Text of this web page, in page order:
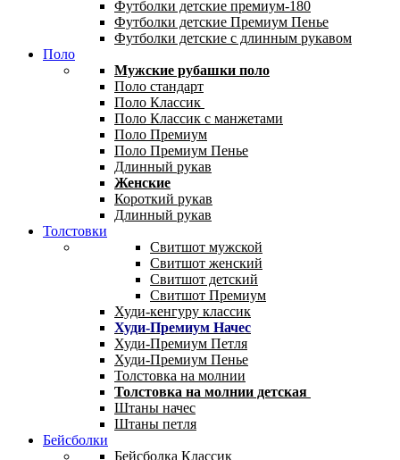
Футболки детские премиум-180
Футболки детские Премиум Пенье
Футболки детские с длинным рукавом
Поло
Мужские рубашки поло
Поло стандарт
Поло Классик
Поло Классик с манжетами
Поло Премиум
Поло Премиум Пенье
Длинный рукав
Женские
Короткий рукав
Длинный рукав
Толстовки
Свитшот мужской
Свитшот женский
Свитшот детский
Свитшот Премиум
Худи-кенгуру классик
Худи-Премиум Начес
Худи-Премиум Петля
Худи-Премиум Пенье
Толстовка на молнии
Толстовка на молнии детская
Штаны начес
Штаны петля
Бейсболки
Бейсболка Классик